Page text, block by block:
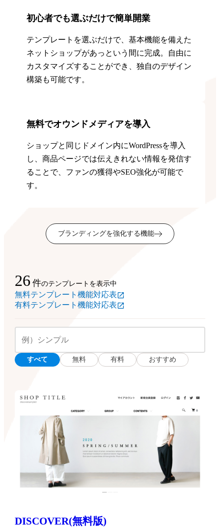
初心者でも選ぶだけで簡単開業
テンプレートを選ぶだけで、基本機能を備えた
ネットショップがあっという間に完成。自由に
カスタマイズすることができ、独自のデザイン
構築も可能です。
無料でオウンドメディアを導入
ショップと同じドメイン内にWordPressを導入
し、商品ページでは伝えきれない情報を発信す
ることで、ファンの獲得やSEO強化が可能で
す。
ブランディングを強化する機能
26 件のテンプレートを表示中
無料テンプレート機能対応表
有料テンプレート機能対応表
すべて 無料 有料 おすすめ
DISCOVER(無料版)